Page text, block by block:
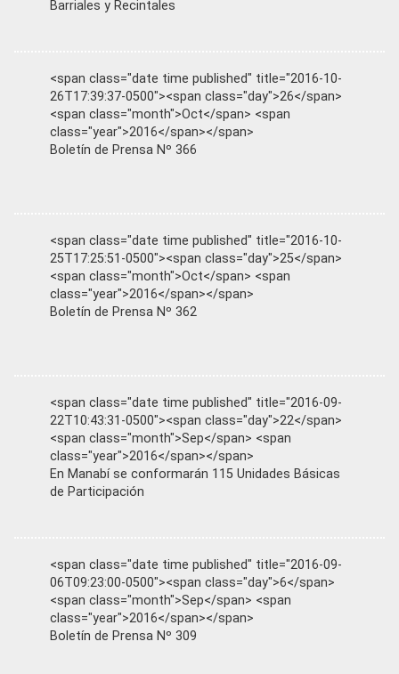
Barriales y Recintales
<span class="date time published" title="2016-10-
26T17:39:37-0500"><span class="day">26</span>
<span class="month">Oct</span> <span
class="year">2016</span></span>
Boletín de Prensa Nº 366
<span class="date time published" title="2016-10-
25T17:25:51-0500"><span class="day">25</span>
<span class="month">Oct</span> <span
class="year">2016</span></span>
Boletín de Prensa Nº 362
<span class="date time published" title="2016-09-
22T10:43:31-0500"><span class="day">22</span>
<span class="month">Sep</span> <span
class="year">2016</span></span>
En Manabí se conformarán 115 Unidades Básicas
de Participación
<span class="date time published" title="2016-09-
06T09:23:00-0500"><span class="day">6</span>
<span class="month">Sep</span> <span
class="year">2016</span></span>
Boletín de Prensa Nº 309